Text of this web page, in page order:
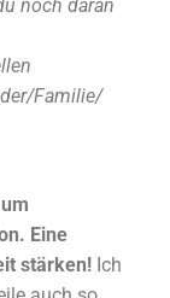
noch daran
Familie/
Eine
stärken! Ich